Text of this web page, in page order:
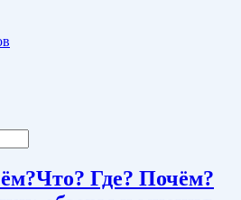
Что? Где? Почём?